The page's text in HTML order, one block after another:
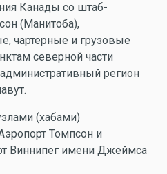
Канады со штаб-
(Манитоба),
чартерные и грузовые
северной части
регион
(хабами)
Томпсон и
Виннипег имени Джеймса